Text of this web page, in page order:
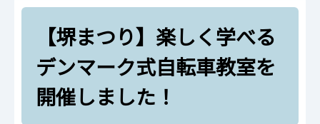
【堺まつり】楽しく学べるデンマーク式自転車
教室を開催しました！
【堺まつり】楽しく学べる
デンマーク式自転車教室を
開催しました！